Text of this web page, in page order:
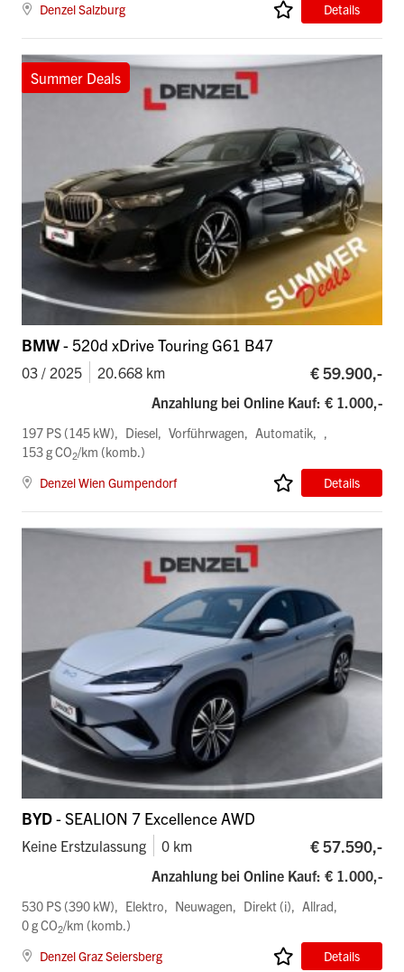
Denzel Salzburg
Details
Summer Deals
BMW- 520d xDrive Touring G61 B47
03 / 2025 20.668 km € 59.900,-
Anzahlung bei Online Kauf: € 1.000,-
197 PS (145 kW) Diesel Vorführwagen
Automatik
153 g CO2/km (komb.)
Denzel Wien Gumpendorf
Details
BYD- SEALION 7 Excellence AWD
Keine Erstzulassung 0 km € 57.590,-
Anzahlung bei Online Kauf: € 1.000,-
530 PS (390 kW) Elektro Neuwagen Direkt (i)
Allrad
0 g CO2/km (komb.)
Denzel Graz Seiersberg
Details